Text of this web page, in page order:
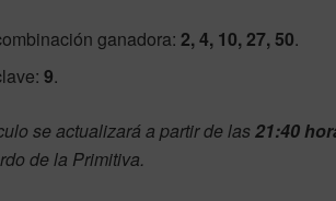
ganadora:2, 4, 10, 27, 50.
9.
se actualizará a partir de las21:40
de la Primitiva.